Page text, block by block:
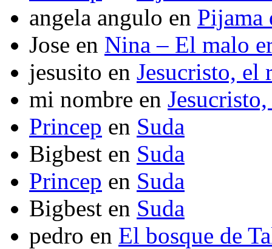
angela angulo en Pijama
Jose en Nina – El malo
jesusito en Jesucristo, el
mi nombre en
Princep en Suda
Bigbest en Suda
Princep en Suda
Bigbest en Suda
pedro en El bosque de